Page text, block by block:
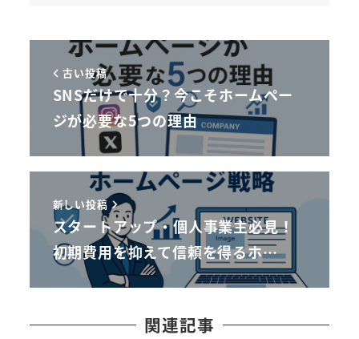
古い投稿
SNSだけで十分？今こそホームペー
ジが必要な5つの理由
新しい投稿
スタートアップ・個人事業主必見！
初期費用を抑えて信頼を得るホ…
関連記事